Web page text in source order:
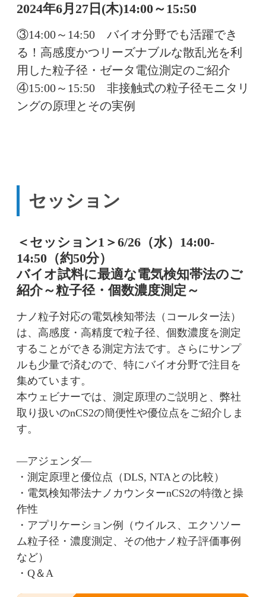
2024年6月27日(木)14:00～15:50
③14:00～14:50 バイオ分野でも活躍でき
る！高感度かつリーズナブルな散乱光を利
用した粒子径・ゼータ電位測定のご紹介
④15:00～15:50 非接触式の粒子径モニタリ
ングの原理とその実例
セッション
＜セッション1＞6/26（水）14:00-
14:50（約50分）
バイオ試料に最適な電気検知帯法のご
紹介～粒子径・個数濃度測定～
ナノ粒子対応の電気検知帯法（コールター法）
は、高感度・高精度で粒子径、個数濃度を測定
することができる測定方法です。さらにサンプ
ルも少量で済むので、特にバイオ分野で注目を
集めています。
本ウェビナーでは、測定原理のご説明と、弊社
取り扱いのnCS2の簡便性や優位点をご紹介しま
す。
—アジェンダ—
・測定原理と優位点（DLS, NTAとの比較）
・電気検知帯法ナノカウンターnCS2の特徴と操
作性
・アプリケーション例（ウイルス、エクソソー
ム粒子径・濃度測定、その他ナノ粒子評価事例
など）
・Q＆A